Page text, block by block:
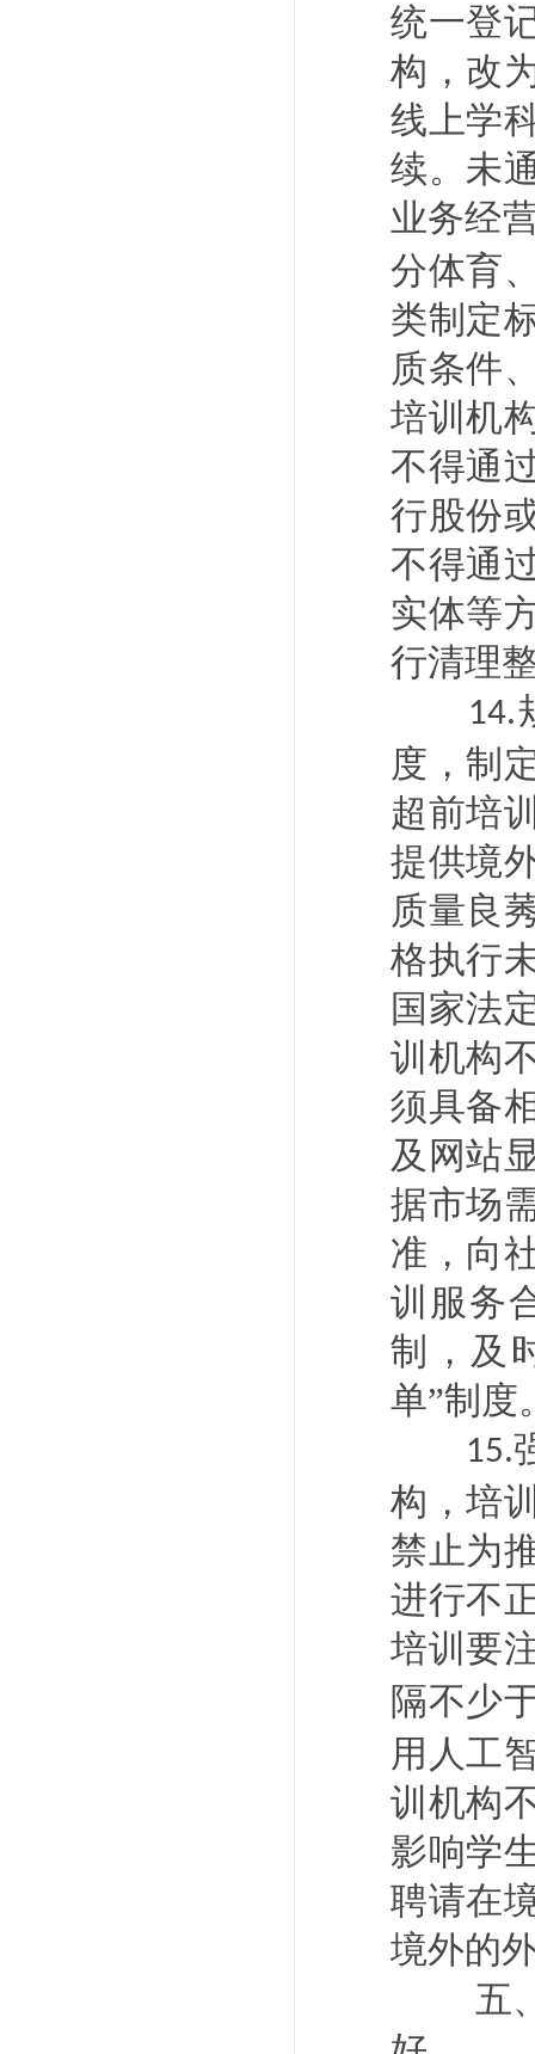
统一登
构，改
线上学
续。未
业务经
分体育
类制定
质条件
培训机
不得通
行股份
不得通
实体等
行清理
14.
度，制
超前培
提供境
质量良
格执行
国家法
训机构
须具备
及网站
据市场
准，向
训服务
制，及
单”制度
15.
构，培
禁止为
进行不
培训要
隔不少
用人工
训机构
影响学
聘请在
境外的
五